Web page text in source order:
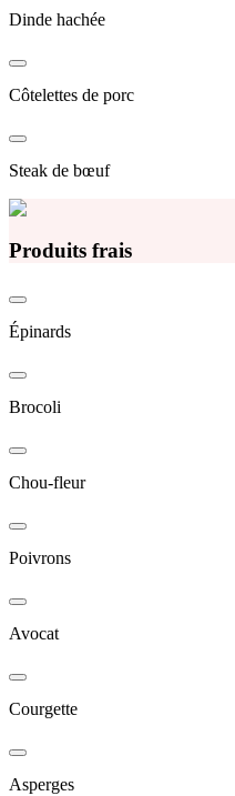
Dinde hachée
Côtelettes de porc
Steak de bœuf
Produits frais
Épinards
Brocoli
Chou-fleur
Poivrons
Avocat
Courgette
Asperges